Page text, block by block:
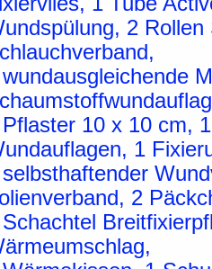
2
10 x 10 cm,
1
2